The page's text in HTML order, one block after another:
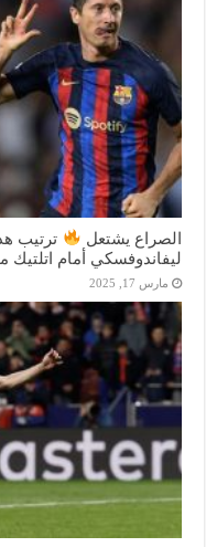
الصراع يشتعل
ترتيب
ليفاندوفسكي أمام اتلتيك
مارس 17, 2025